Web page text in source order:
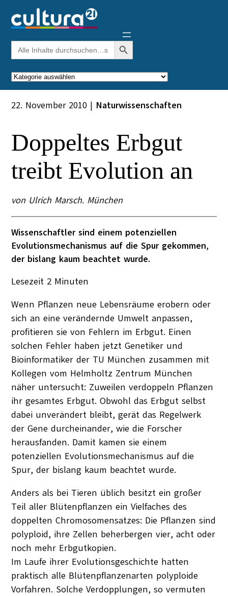
Inhalt
springen
Search
for:
Search Button
Kategorien
22. November 2010 | Naturwissenschaften
Doppeltes Erbgut
treibt Evolution an
von Ulrich Marsch. München
Wissenschaftler sind einem potenziellen
Evolutionsmechanismus auf die Spur gekommen,
der bislang kaum beachtet wurde.
Lesezeit 2 Minuten
Wenn Pflanzen neue Lebensräume erobern oder
sich an eine verändernde Umwelt anpassen,
profitieren sie von Fehlern im Erbgut. Einen
solchen Fehler haben jetzt Genetiker und
Bioinformatiker der TU München zusammen mit
Kollegen vom Helmholtz Zentrum München
näher untersucht: Zuweilen verdoppeln Pflanzen
ihr gesamtes Erbgut. Obwohl das Erbgut selbst
dabei unverändert bleibt, gerät das Regelwerk
der Gene durcheinander, wie die Forscher
herausfanden. Damit kamen sie einem
potenziellen Evolutionsmechanismus auf die
Spur, der bislang kaum beachtet wurde.
Anders als bei Tieren üblich besitzt ein großer
Teil aller Blütenpflanzen ein Vielfaches des
doppelten Chromosomensatzes: Die Pflanzen sind
polyploid, ihre Zellen beherbergen vier, acht oder
noch mehr Erbgutkopien.
Im Laufe ihrer Evolutionsgeschichte hatten
praktisch alle Blütenpflanzenarten polyploide
Vorfahren. Solche Verdopplungen, so vermuten